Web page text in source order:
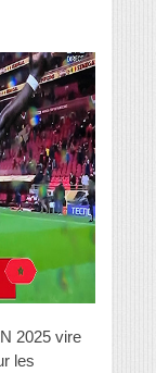
2025 vire
les